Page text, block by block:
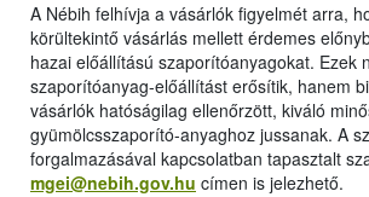
A Nébih felhívja a vásárlók figyelmét arra,
körültekintő vásárlás mellett érdemes
hazai előállítású szaporítóanyagokat. Ezek
szaporítóanyag-előállítást erősítik, hanem
vásárlók hatóságilag ellenőrzött, kiváló
gyümölcsszaporító-anyaghoz jussanak. A
forgalmazásával kapcsolatban tapasztalt
mgei@nebih.gov.hu címen is jelezhető.